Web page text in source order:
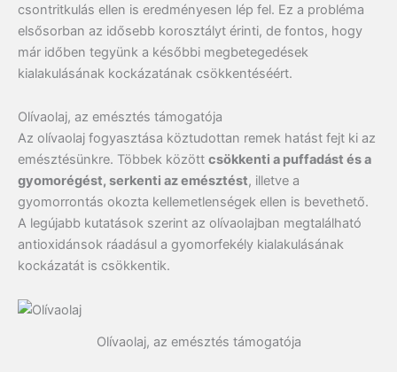
csontritkulás ellen is eredményesen lép fel. Ez a probléma
elsősorban az idősebb korosztályt érinti, de fontos, hogy
már időben tegyünk a későbbi megbetegedések
kialakulásának kockázatának csökkentéséért.
Olívaolaj, az emésztés támogatója
Az olívaolaj fogyasztása köztudottan remek hatást fejt ki az
emésztésünkre. Többek között csökkenti a puffadást és a
gyomorégést, serkenti az emésztést, illetve a
gyomorrontás okozta kellemetlenségek ellen is bevethető.
A legújabb kutatások szerint az olívaolajban megtalálható
antioxidánsok ráadásul a gyomorfekély kialakulásának
kockázatát is csökkentik.
Olívaolaj, az emésztés támogatója